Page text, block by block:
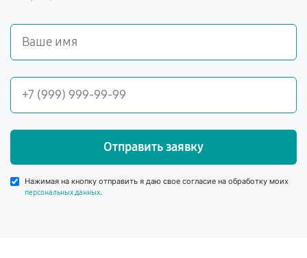
Отправить заявку
Нажимая на кнопку отправить я даю свое согласие на обработку моих
персональных данных.